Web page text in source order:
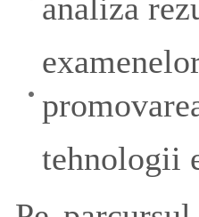
analiza
tehnologii